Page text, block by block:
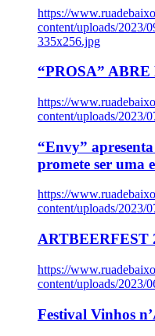
https://
content/uploads/2023/
335x256.jpg
“PROSA”
https://
content/uploads/2023/
“Envy”
promete ser uma
https://
content/uploads/2023/
ARTBEERFEST
https://
content/uploads/2023/
Festival Vinhos